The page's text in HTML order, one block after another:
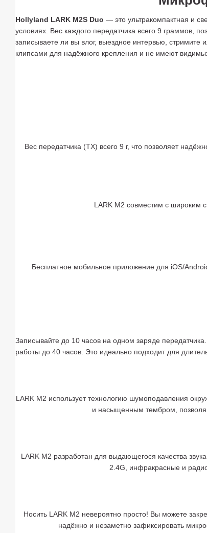
Hollyland LARK M2S Duo — это ультракомпактная и
условиях. Вес каждого передатчика всего 9 граммов,
записываете ли вы влог, выездное интервью,
клипсами для надёжного крепления и не имеют
Вес передатчика (TX) всего 9 г, что позволяет
LARK M2 совместим с широким
Бесплатное мобильное приложение для iOS/
Записывайте до 10 часов на одном заряде
работы до 40 часов. Это идеально подходит для
LARK M2 использует технологию шумоподавления
и насыщенным тембром,
LARK M2 разработан для выдающегося качества
2.4G, инфракрасные и
Носить LARK M2 невероятно просто! Вы можете
надёжно и незаметно зафиксировать